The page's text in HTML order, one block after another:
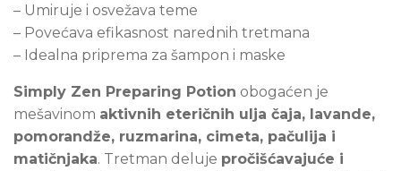
– Umiruje i osvežava teme
– Povećava efikasnost narednih tretmana
– Idealna priprema za šampon i maske
Simply Zen Preparing Potion obogaćen je
mešavinom aktivnih eteričnih ulja čaja, lavande,
pomorandže, ruzmarina, cimeta, pačulija i
matičnjaka. Tretman deluje pročišćavajuće i